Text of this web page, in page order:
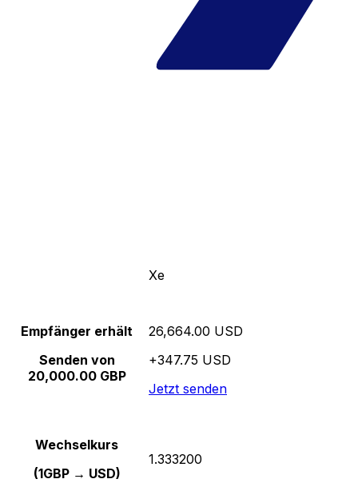
Xe
Empfänger erhält
Senden von
20,000.00 GBP
26,664.00 USD
+347.75 USD
Jetzt senden
Wechselkurs
(1GBP → USD)
1.333200